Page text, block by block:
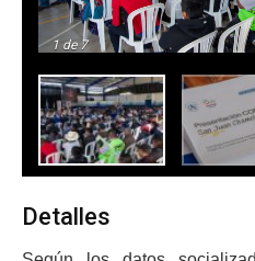
1 de 7
Detalles